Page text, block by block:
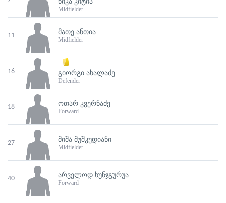
Midfielder
11 ᲛᲐᲗᲔ ᲐᲜᲗᲘᲐ
Midfielder
16 ᲒᲘᲝᲠᲒᲘ ᲐᲮᲐᲚᲐᲫᲔ
Defender
18 ᲝᲗᲐᲠ ᲙᲕᲔᲠᲜᲐᲫᲔ
Forward
27 ᲛᲘᲨᲐ ᲛᲣᲨᲙᲣᲓᲘᲐᲜᲘ
Midfielder
40 ᲐᲠᲕᲔᲚᲝᲓ ᲮᲣᲜᲯᲒᲣᲠᲣᲐ
Forward